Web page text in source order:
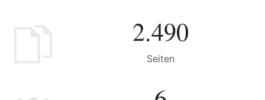
2.490
Seiten